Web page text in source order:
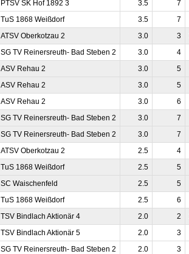
PTSV SK Hof 1892 3 3.5 7
TuS 1868 Weißdorf 3.5 7
ATSV Oberkotzau 2 3.0 3
SG TV Reinersreuth- Bad Steben 2 3.0 4
ASV Rehau 2 3.0 5
ASV Rehau 2 3.0 5
ASV Rehau 2 3.0 6
SG TV Reinersreuth- Bad Steben 2 3.0 7
SG TV Reinersreuth- Bad Steben 2 3.0 7
ATSV Oberkotzau 2 2.5 4
TuS 1868 Weißdorf 2.5 5
SC Waischenfeld 2.5 5
TuS 1868 Weißdorf 2.5 6
TSV Bindlach Aktionär 4 2.0 2
TSV Bindlach Aktionär 5 2.0 3
SG TV Reinersreuth- Bad Steben 2 2.0 3